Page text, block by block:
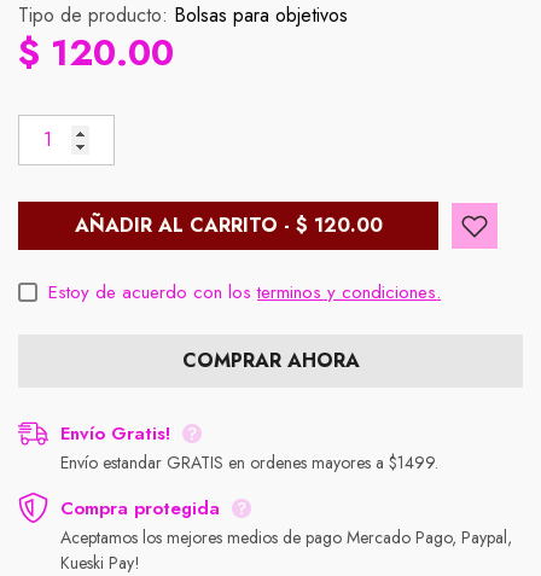
Tipo de producto: Bolsas para objetivos
$ 120.00
AÑADIR AL CARRITO - $ 120.00
Estoy de acuerdo con losterminos y condiciones.
COMPRAR AHORA
Envío Gratis!
Envío estandar GRATIS en ordenes mayores a $1499.
Compra protegida
Aceptamos los mejores medios de pago Mercado Pago, Paypal,
Kueski Pay!
Precio habitual
$ 990.00